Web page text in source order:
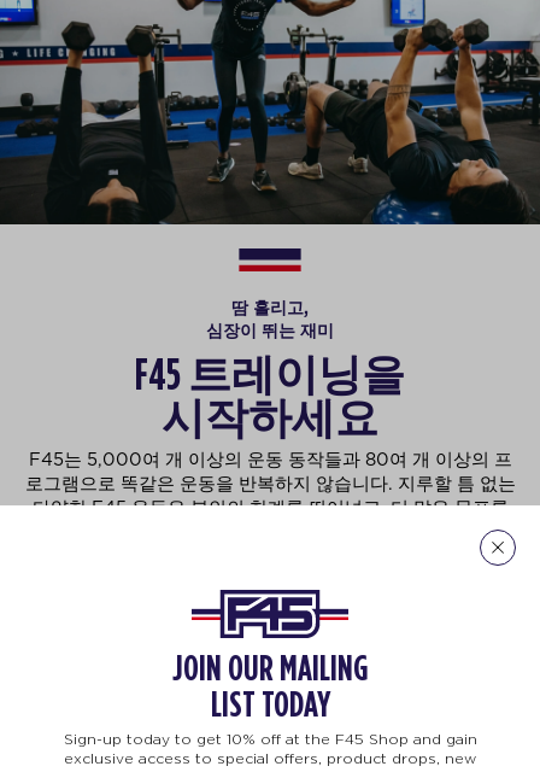
땀 흘리고,
심장이 뛰는 재미
F45 트레이닝을
시작하세요
F45는 5,000여 개 이상의 운동 동작들과 80여 개 이상의 프
로그램으로 똑같은 운동을 반복하지 않습니다. 지루할 틈 없는
다양한 F45 운동은 본인의 한계를 뛰어넘고, 더 많은 목표를
이룰 수 있도록 도와줍니다. 남녀노소, 운동 경험을 불문하고,
자세히 보기
TEAM TRAINING LIFE
JOIN OUR MAILING
LIST TODAY
Sign-up today to get 10% off at the F45 Shop and gain
exclusive access to special offers, product drops, new